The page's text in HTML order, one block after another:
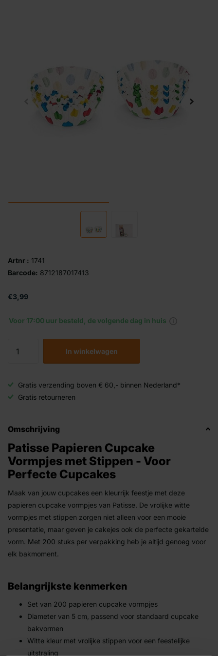
Artnr : 1741
Barcode: 8712187017413
€3,99
Voor 17:00 uur besteld, de volgende dag in huis
In winkelwagen
Gratis verzending boven € 60,- binnen Nederland*
Gratis retourneren
Omschrijving
Patisse Papieren Cupcake
Vormpjes met Stippen - Voor
Perfecte Cupcakes
Maak van jouw cupcakes een kleurrijk feestje met deze
papieren cupcake vormpjes van Patisse. De vrolijke witte
vormpjes met stippen zorgen niet alleen voor een mooie
presentatie, maar geven je cakejes ook de perfecte gekartelde
vorm. Met 200 stuks per verpakking heb je altijd genoeg voor
elk bakmoment.
Belangrijkste kenmerken
Set van 200 papieren cupcake vormpjes
Diameter van 5 cm, passend voor standaard cupcake
bakvormen
Witte kleur met vrolijke stippen voor een feestelijke
uitstraling